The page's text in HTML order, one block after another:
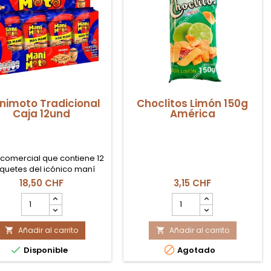
Tradicional
Caja 12und
que contiene 12
del icónico maní
Manimoto Tradicional.
seleccionados
cubiertos por una capa
horneada y sazonada
un toque de salsa de soja.
18,50 CHF
cantidad
del
producto
Manimoto
Tradicional
Caja
12und
 Añadir al carrito
 Disponible
Choclitos Limón 150g
América
3,15 CHF
cantidad
del
producto
Choclitos
Limón
150g
América
 Añadir al carrito
 Agotado